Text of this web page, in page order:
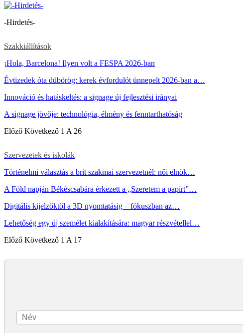
-Hirdetés-
Szakkiállítások
¡Hola, Barcelona! Ilyen volt a FESPA 2026-ban
Évtizedek óta dübörög: kerek évfordulót ünnepelt 2026-ban a…
Innováció és hatáskeltés: a signage új fejlesztési irányai
A signage jövője: technológia, élmény és fenntarthatóság
Előző Következő 1 A 26
Szervezetek és iskolák
Történelmi választás a brit szakmai szervezetnél: női elnök…
A Föld napján Békéscsabára érkezett a „Szeretem a papírt”…
Digitális kijelzőktől a 3D nyomtatásig – fókuszban az…
Lehetőség egy új személet kialakítására: magyar részvétellel…
Előző Következő 1 A 17